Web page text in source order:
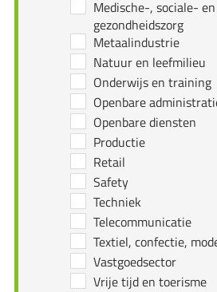
Medische-, sociale- en
gezondheidszorg
Metaalindustrie
Natuur en leefmilieu
Onderwijs en training
Openbare
Openbare diensten
Productie
Retail
Safety
Techniek
Telecommunicatie
Textiel, confectie,
Vastgoedsector
Vrije tijd en toerisme